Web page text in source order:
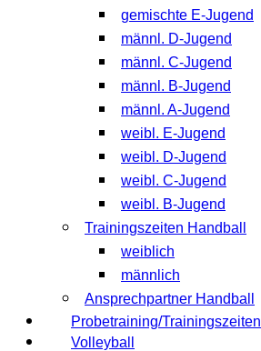
gemischte E-Jugend
männl. D-Jugend
männl. C-Jugend
männl. B-Jugend
männl. A-Jugend
weibl. E-Jugend
weibl. D-Jugend
weibl. C-Jugend
weibl. B-Jugend
Trainingszeiten Handball
weiblich
männlich
Ansprechpartner Handball
Probetraining/Trainingszeiten
Volleyball